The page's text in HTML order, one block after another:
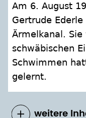
Am 6. August
Gertrude Ederle
Ärmelkanal. Sie
schwäbischen
Schwimmen
gelernt.
weitere